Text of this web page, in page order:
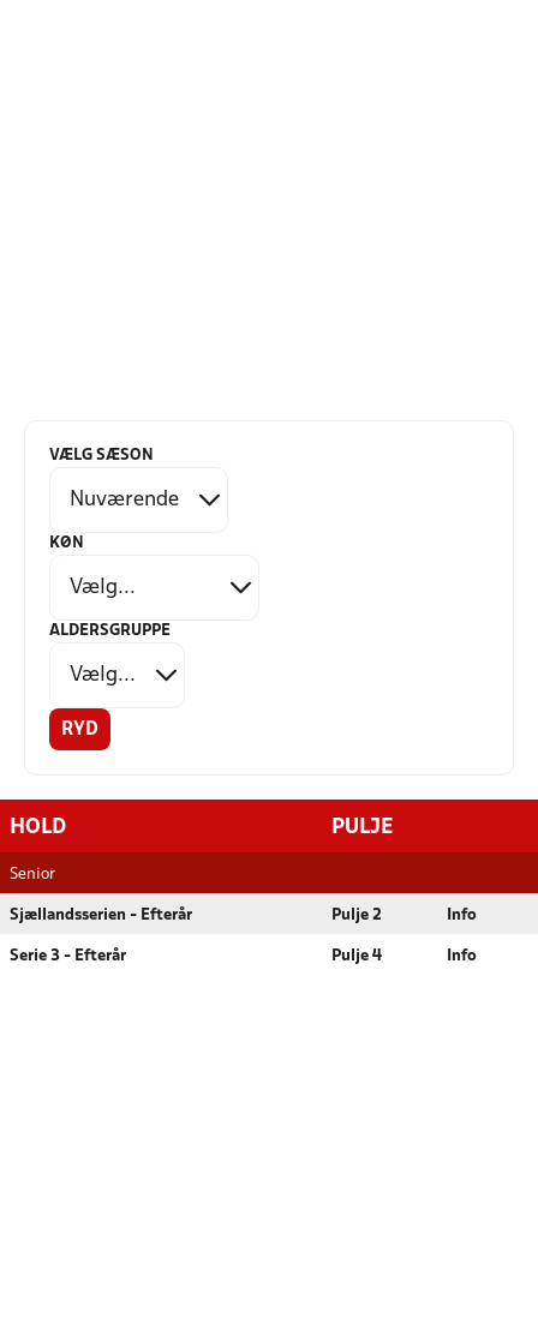
VÆLG SÆSON
KØN
ALDERSGRUPPE
RYD
HOLD PULJE
Senior
Sjællandsserien - Efterår Pulje 2 Info
Serie 3 - Efterår Pulje 4 Info